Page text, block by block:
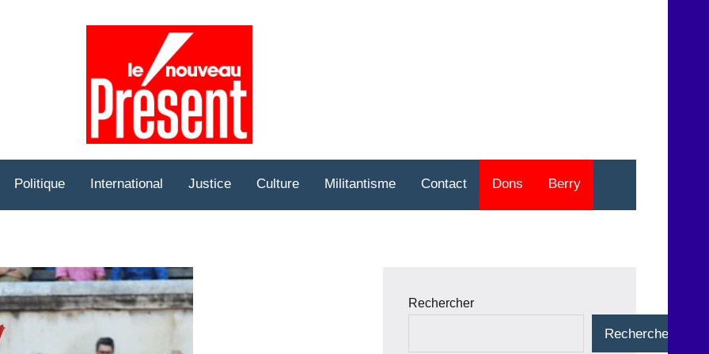
Politique International Justice Culture Militantisme Contact Dons Berry
Rechercher
Rechercher